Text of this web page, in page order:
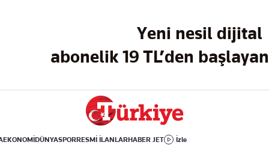
Yeni nesil dijital
abonelik 19 TL’den
EKONOMİDÜNYASPORRESMİ İLANLARHABER JET İzle
Amerika
İsrail-Gazze
Yemek
Aktüel
Sinema
Kitap